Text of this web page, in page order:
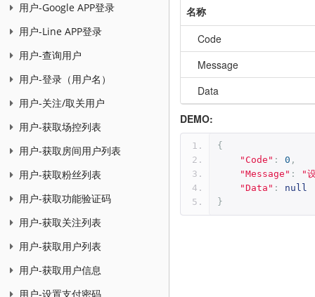
用户-Google APP登录
用户-Line APP登录
用户-查询用户
用户-登录（用户名）
用户-关注/取关用户
用户-获取场控列表
用户-获取房间用户列表
用户-获取粉丝列表
用户-获取功能验证码
用户-获取关注列表
用户-获取用户列表
用户-获取用户信息
用户-设置支付密码
名称
Code
Message
Data
DEMO:
{
"Code" : 0 ,
"Message" :
"
"Data" :
null
}